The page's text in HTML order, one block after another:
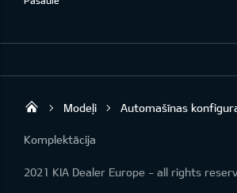
Mitau Motors
Modeļi Automašīnas
Komplektācija
2021 KIA Dealer Europe - all rights